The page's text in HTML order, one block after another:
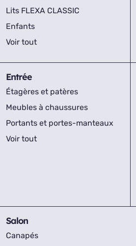
Lits FLEXA CLASSIC
Enfants
Voir tout
Entrée
Étagères et patères
Meubles à chaussures
Portants et portes-manteaux
Voir tout
Salon
Canapés